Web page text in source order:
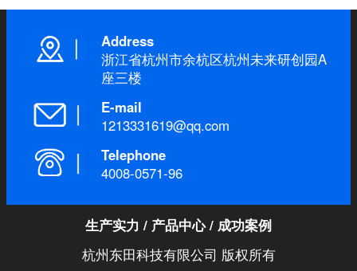
Address
浙江省杭州市余杭区杭州未来研创园A
座三楼
E-mail
1213331619@qq.com
Telephone
4008-0571-96
生产实力 / 产品中心/ 成功案例
杭州东田科技有限公司 版权所有